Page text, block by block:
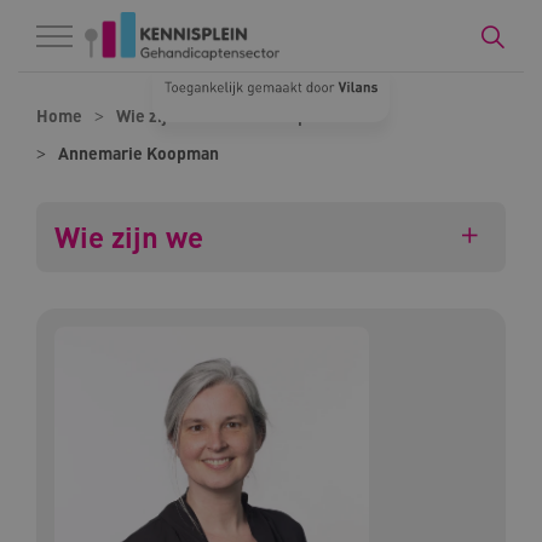
Naar hoofdinhoud
Naar footer
Home Wie zijn we
Annemarie Koopman
Wie zijn we